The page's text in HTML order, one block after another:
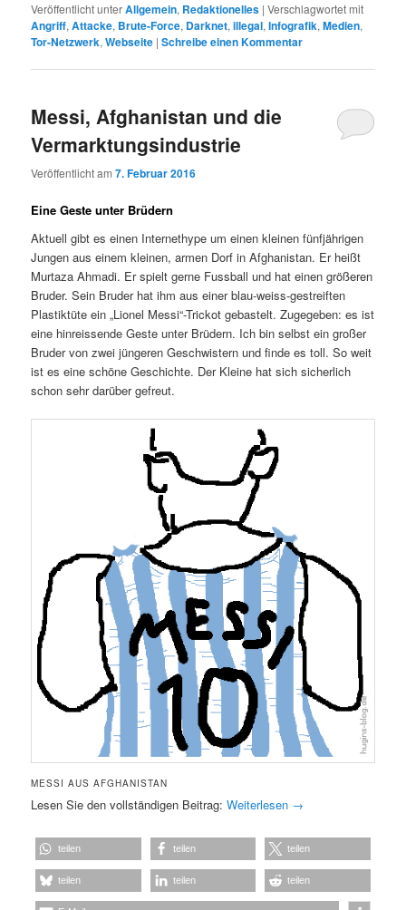
Veröffentlicht unterAllgemein, Redaktionelles |Verschlagwortet mit
Angriff,Attacke, Brute-Force, Darknet,illegal,Infografik,Medien,
Tor-Netzwerk,Webseite |Schreibe einen Kommentar
Messi, Afghanistan und die
Vermarktungsindustrie
Veröffentlicht am7. Februar 2016
Eine Geste unter Brüdern
Aktuell gibt es einen Internethype um einen kleinen fünfjährigen
Jungen aus einem kleinen, armen Dorf in Afghanistan. Er heißt
Murtaza Ahmadi. Er spielt gerne Fussball und hat einen größeren
Bruder. Sein Bruder hat ihm aus einer blau-weiss-gestreiften
Plastiktüte ein „Lionel Messi“-Trickot gebastelt. Zugegeben: es ist
eine hinreissende Geste unter Brüdern. Ich bin selbst ein großer
Bruder von zwei jüngeren Geschwistern und finde es toll. So weit
ist es eine schöne Geschichte. Der Kleine hat sich sicherlich
schon sehr darüber gefreut.
MESSI AUS AFGHANISTAN
Lesen Sie den vollständigen Beitrag:Weiterlesen →
teilen teilen teilen
teilen teilen teilen